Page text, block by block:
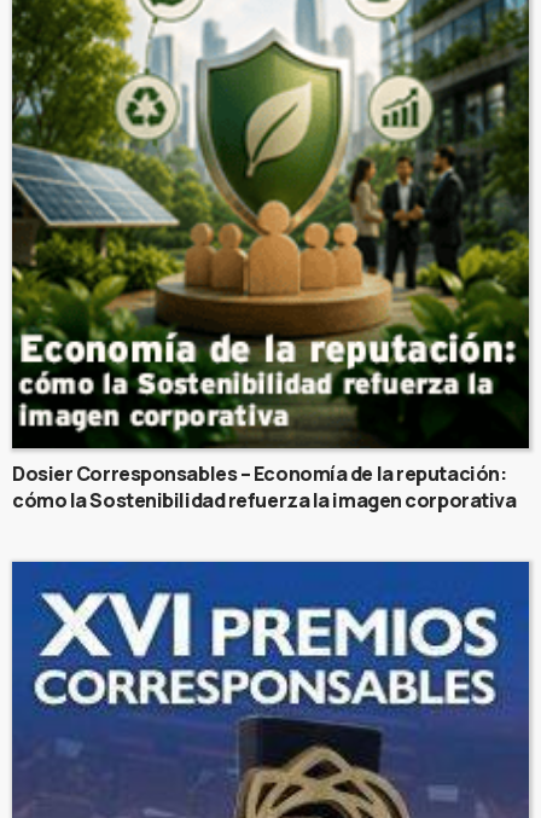
Dosier Corresponsables – Economía de la reputación:
cómo la Sostenibilidad refuerza la imagen corporativa